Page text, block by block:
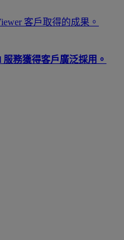
客戶取得的成果。
務獲得客戶廣泛採用。